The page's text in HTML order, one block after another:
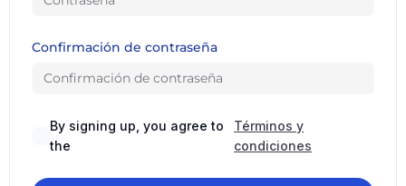
Confirmación de contraseña
By signing up, you agree to
the
Términos y
condiciones